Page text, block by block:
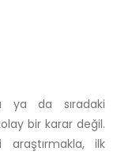
ya da sıradaki
bir karar değil.
araştırmakla, ilk